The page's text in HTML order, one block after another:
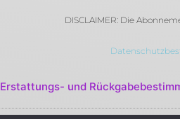
DISCLAIMER: Die
Erstattungs- und